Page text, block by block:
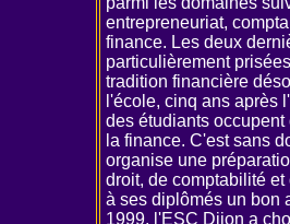
entrepreneuriat,
finance. Les deux
particulièrement
tradition financière
l'école, cinq ans après
des étudiants
la finance. C'est sans
organise une
droit, de comptabilité
à ses diplômés un bon
1999, l'ESC Dijon a